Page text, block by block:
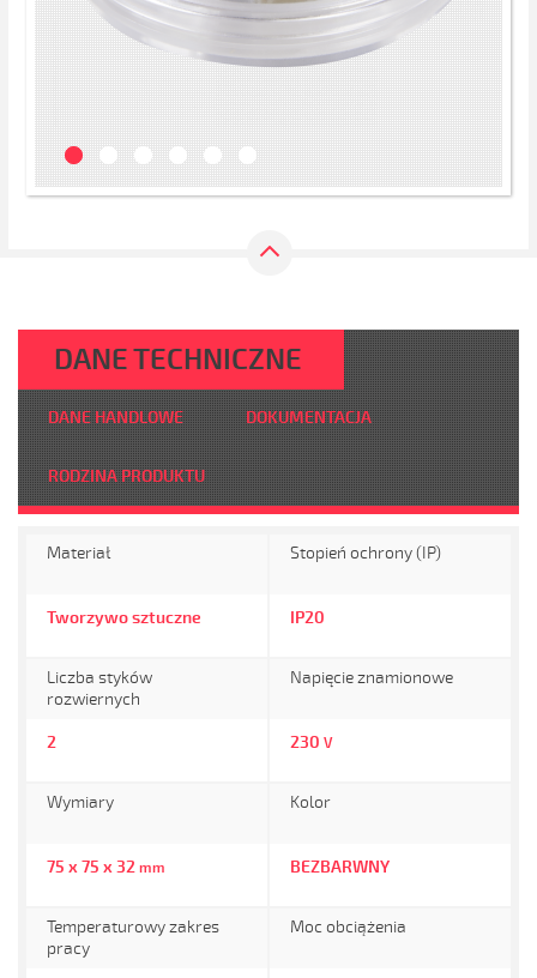
DANE TECHNICZNE
DANE HANDLOWE DOKUMENTACJA
RODZINA PRODUKTU
Materiał
Tworzywo sztuczne
Stopień ochrony (IP)
IP20
Liczba styków
rozwiernych
2
Napięcie znamionowe
230 V
Wymiary
75 x 75 x 32 mm
Kolor
BEZBARWNY
Temperaturowy zakres
pracy
Moc obciążenia